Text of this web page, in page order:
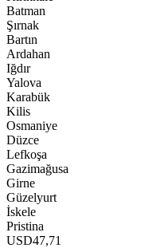
Batman
Şırnak
Bartın
Ardahan
Iğdır
Yalova
Karabük
Kilis
Osmaniye
Düzce
Lefkoşa
Gazimağusa
Girne
Güzelyurt
İskele
Pristina
USD47,71